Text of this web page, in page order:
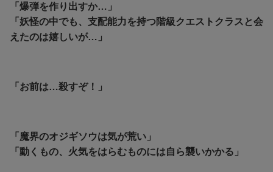
「爆弾を作り出すか…」
「妖怪の中でも、支配能力を持つ階級クエストクラスと会
えたのは嬉しいが…」
「お前は…殺すぞ！」
「魔界のオジギソウは気が荒い」
「動くもの、火気をはらむものには自ら襲いかかる」